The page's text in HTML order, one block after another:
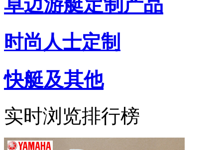
时尚人士定制
快艇及其他
实时浏览排行榜